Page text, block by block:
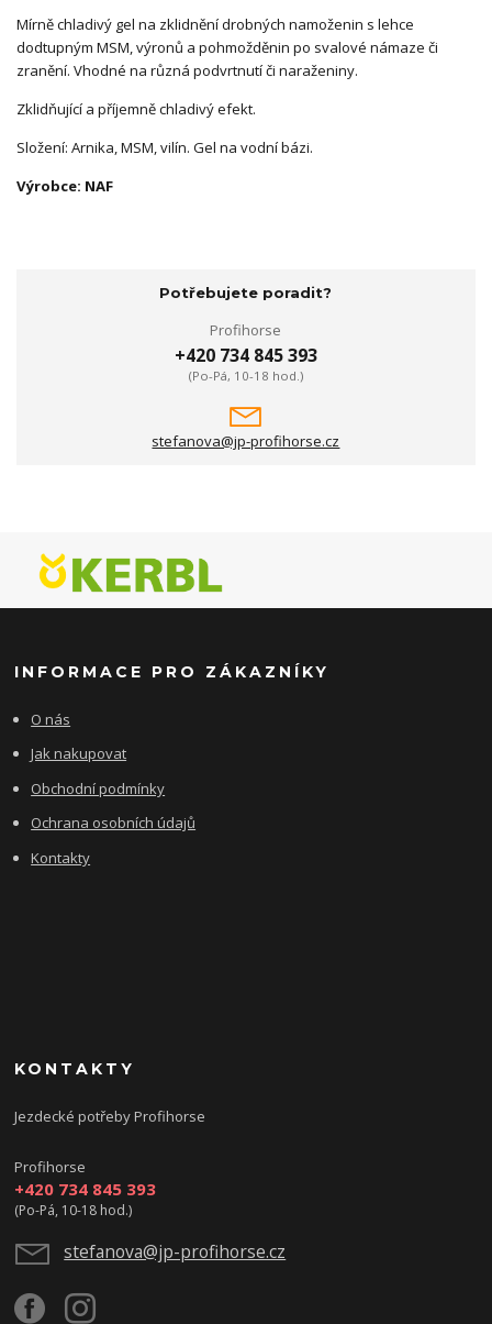
Mírně chladivý gel na zklidnění drobných namoženin s lehce
dodtupným MSM, výronů a pohmožděnin po svalové námaze či
zranění. Vhodné na různá podvrtnutí či naraženiny.
Zklidňující a příjemně chladivý efekt.
Složení: Arnika, MSM, vilín. Gel na vodní bázi.
Výrobce: NAF
Potřebujete poradit?
Profihorse
+420 734 845 393
(Po-Pá, 10-18 hod.)
stefanova@jp-profihorse.cz
INFORMACE PRO ZÁKAZNÍKY
O nás
Jak nakupovat
Obchodní podmínky
Ochrana osobních údajů
Kontakty
KONTAKTY
Jezdecké potřeby Profihorse
Profihorse
+420 734 845 393
(Po-Pá, 10-18 hod.)
stefanova@jp-profihorse.cz